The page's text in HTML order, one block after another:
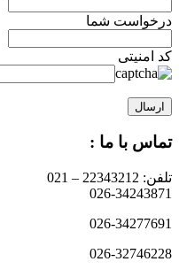
درخواست شما
کد امنیتی
تماس با ما :
تلفن: 22343212 – 021
026-34243871
026-34277691
026-32746228